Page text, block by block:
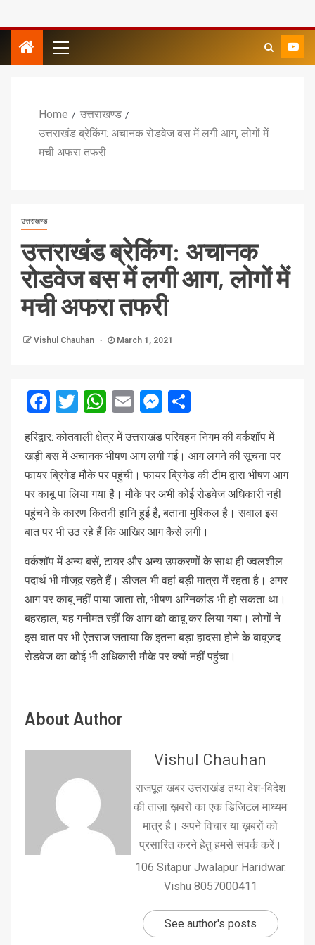
Home
उत्तराखण्ड
उत्तराखंड ब्रेकिंग: अचानक रोडवेज बस में लगी आग, लोगों में
मची अफरा तफरी
उत्तराखण्ड
उत्तराखंड ब्रेकिंग: अचानक
रोडवेज बस में लगी आग, लोगों में
मची अफरा तफरी
Vishul Chauhan March 1, 2021
Facebook
Twitter
WhatsApp
EmailMessenger
हरिद्वार: कोतवाली क्षेत्र में उत्तराखंड परिवहन निगम की वर्कशॉप में
खड़ी बस में अचानक भीषण आग लगी गई। आग लगने की सूचना पर
फायर ब्रिगेड मौके पर पहुंची। फायर ब्रिगेड की टीम द्वारा भीषण आग
पर काबू पा लिया गया है। मौके पर अभी कोई रोडवेज अधिकारी नही
पहुंचने के कारण कितनी हानि हुई है, बताना मुश्किल है। सवाल इस
बात पर भी उठ रहे हैं कि आखिर आग कैसे लगी।
वर्कशाॅप में अन्य बसें, टायर और अन्य उपकरणों के साथ ही ज्वलशील
पदार्थ भी मौजूद रहते हैं। डीजल भी वहां बड़ी मात्रा में रहता है। अगर
आग पर काबू नहीं पाया जाता तो, भीषण अग्निकांड भी हो सकता था।
बहरहाल, यह गनीमत रहीं कि आग को काबू कर लिया गया। लोगों ने
इस बात पर भी ऐतराज जताया कि इतना बड़ा हादसा होने के बावूजद
रोडवेज का कोई भी अधिकारी मौके पर क्यों नहीं पहुंचा।
About Author
Vishul Chauhan
राजपूत खबर उत्तराखंड तथा देश-विदेश
की ताज़ा ख़बरों का एक डिजिटल माध्यम
मात्र है। अपने विचार या ख़बरों को
प्रसारित करने हेतु हमसे संपर्क करें।
106 Sitapur Jwalapur Haridwar.
Vishu 8057000411
See author's posts